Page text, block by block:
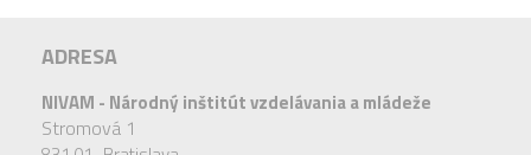
ADRESA
NIVAM - Národný inštitút vzdelávania a mládeže
Stromová 1